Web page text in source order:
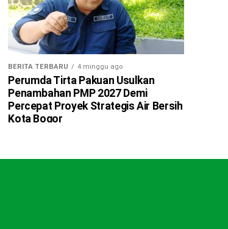
BERITA TERBARU 4 minggu ago
Perumda Tirta Pakuan Usulkan
Penambahan PMP 2027 Demi
Percepat Proyek Strategis Air Bersih
Kota Bogor